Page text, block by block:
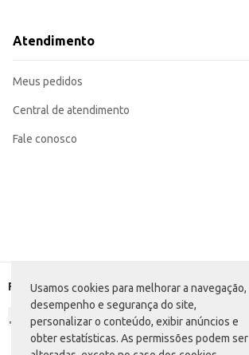
Usamos cookies para melhorar a navegação,
desempenho e segurança do site,
personalizar o conteúdo, exibir anúncios e
obter estatísticas. As permissões podem ser
Marca: Márcia
Departamento: Higiene e perfumaria
EAN: 7896221807206
Atendimento
Meus pedidos
Central de atendimento
Fale conosco
Formas de pagamento